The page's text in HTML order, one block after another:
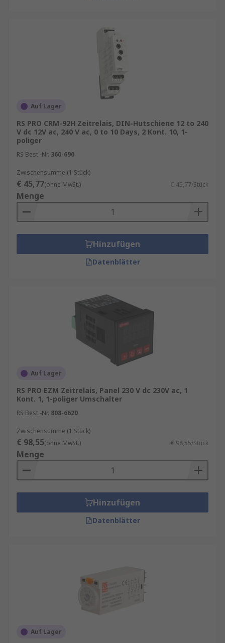
Auf Lager
RS PRO CRM-92H Zeitrelais, DIN-Hutschiene 12 to 240
V dc 12V ac, 240 V ac, 0 to 10 Days, 2 Kont. 10, 1-
poliger
RS Best.-Nr. 360-690
Zwischensumme (1 Stück)
€ 45,77(ohne MwSt.) € 45,77/Stück
Menge
Hinzufügen
Datenblätter
Auf Lager
RS PRO EZM Zeitrelais, Panel 230 V dc 230V ac, 1
Kont. 1, 1-poliger Umschalter
RS Best.-Nr. 808-6620
Zwischensumme (1 Stück)
€ 98,55(ohne MwSt.) € 98,55/Stück
Menge
Hinzufügen
Datenblätter
Auf Lager